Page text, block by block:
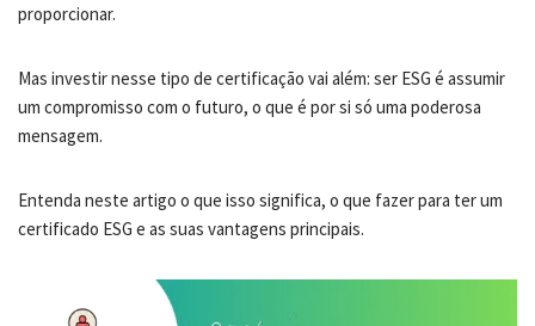
proporcionar.
Mas investir nesse tipo de certificação vai além: ser ESG é assumir
um compromisso com o futuro, o que é por si só uma poderosa
mensagem.
Entenda neste artigo o que isso significa, o que fazer para ter um
certificado ESG e as suas vantagens principais.